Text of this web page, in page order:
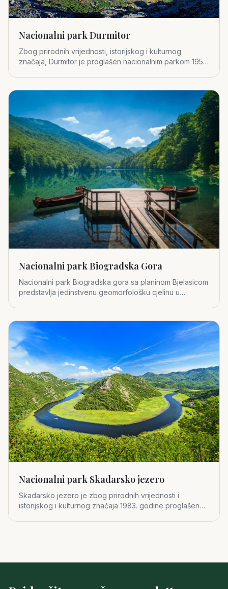
Nacionalni park Durmitor
Zbog prirodnih vrijednosti, istorijskog i kulturnog
značaja, Durmitor je proglašen nacionalnim parkom 1952.
Nacionalni park Biogradska Gora
Nacionalni park Biogradska gora sa planinom Bjelasicom
predstavlja jedinstvenu geomorfološku cjelinu u
Nacionalni park Skadarsko jezero
Skadarsko jezero je zbog prirodnih vrijednosti i
istorijskog i kulturnog značaja 1983. godine proglašeno